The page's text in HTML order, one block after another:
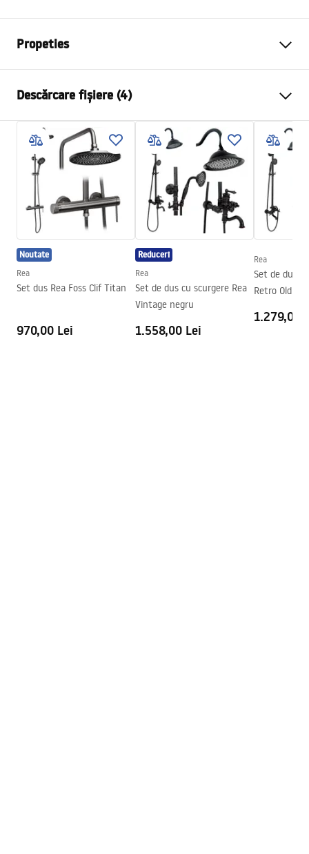
Propeties
Culoare
Tip cabina
De colt
Culoare sticla
bronz fumuriu 6mm
Tip de deschidere
Batanta
Seria
Diamond
Montaj
de cada sau de podea
Inaltime (mm)
Directie cabina
Universal
Garantie
Geam de usa-pe ambele parti,
Descărcare fișiere (4)
Instrukcja_montażu_FR
Cabine de douche Diamond FR.pdf
shower manual
shower manual.pdf
Instrukcja montażu
Instrukcja Kabiny Diamond PL.pdf
Warunki bezpieczeństwa
Noutate
Rea
Set dus Rea Foss Clif Titan
970,00 Lei
Reduceri
Rea
Set de dus cu scurgere Rea
Vintage negru
1.558,00 Lei
Rea
Set de dus
Retro Old
1.279,00